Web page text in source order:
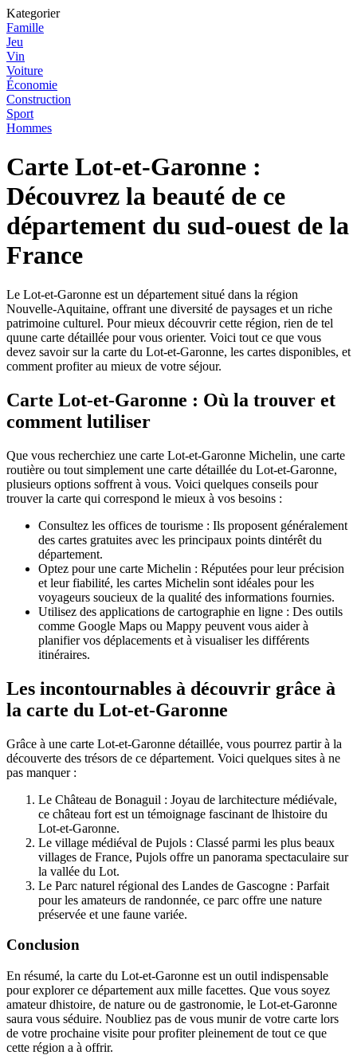
Kategorier
Famille
Jeu
Vin
Voiture
Économie
Construction
Sport
Hommes
Carte Lot-et-Garonne :
Découvrez la beauté de ce
département du sud-ouest de la
France
Le Lot-et-Garonne est un département situé dans la région
Nouvelle-Aquitaine, offrant une diversité de paysages et un riche
patrimoine culturel. Pour mieux découvrir cette région, rien de tel
quune carte détaillée pour vous orienter. Voici tout ce que vous
devez savoir sur la carte du Lot-et-Garonne, les cartes disponibles, et
comment profiter au mieux de votre séjour.
Carte Lot-et-Garonne : Où la trouver et
comment lutiliser
Que vous recherchiez une carte Lot-et-Garonne Michelin, une carte
routière ou tout simplement une carte détaillée du Lot-et-Garonne,
plusieurs options soffrent à vous. Voici quelques conseils pour
trouver la carte qui correspond le mieux à vos besoins :
Consultez les offices de tourisme : Ils proposent généralement
des cartes gratuites avec les principaux points dintérêt du
département.
Optez pour une carte Michelin : Réputées pour leur précision
et leur fiabilité, les cartes Michelin sont idéales pour les
voyageurs soucieux de la qualité des informations fournies.
Utilisez des applications de cartographie en ligne : Des outils
comme Google Maps ou Mappy peuvent vous aider à
planifier vos déplacements et à visualiser les différents
itinéraires.
Les incontournables à découvrir grâce à
la carte du Lot-et-Garonne
Grâce à une carte Lot-et-Garonne détaillée, vous pourrez partir à la
découverte des trésors de ce département. Voici quelques sites à ne
pas manquer :
Le Château de Bonaguil : Joyau de larchitecture médiévale,
ce château fort est un témoignage fascinant de lhistoire du
Lot-et-Garonne.
Le village médiéval de Pujols : Classé parmi les plus beaux
villages de France, Pujols offre un panorama spectaculaire sur
la vallée du Lot.
Le Parc naturel régional des Landes de Gascogne : Parfait
pour les amateurs de randonnée, ce parc offre une nature
préservée et une faune variée.
Conclusion
En résumé, la carte du Lot-et-Garonne est un outil indispensable
pour explorer ce département aux mille facettes. Que vous soyez
amateur dhistoire, de nature ou de gastronomie, le Lot-et-Garonne
saura vous séduire. Noubliez pas de vous munir de votre carte lors
de votre prochaine visite pour profiter pleinement de tout ce que
cette région a à offrir.